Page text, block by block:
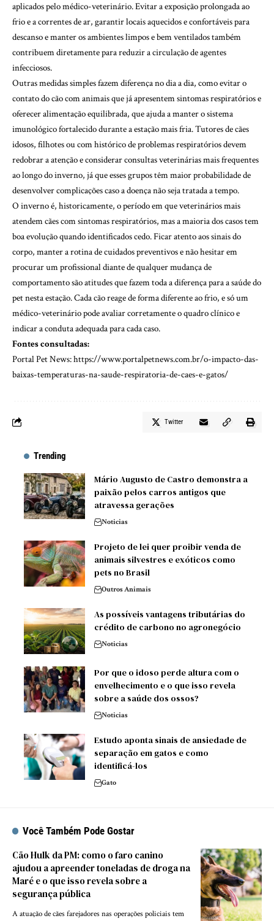
aplicados pelo médico-veterinário. Evitar a exposição prolongada ao
frio e a correntes de ar, garantir locais aquecidos e confortáveis para
descanso e manter os ambientes limpos e bem ventilados também
contribuem diretamente para reduzir a circulação de agentes
infecciosos.
Outras medidas simples fazem diferença no dia a dia, como evitar o
contato do cão com animais que já apresentem sintomas respiratórios e
oferecer alimentação equilibrada, que ajuda a manter o sistema
imunológico fortalecido durante a estação mais fria. Tutores de cães
idosos, filhotes ou com histórico de problemas respiratórios devem
redobrar a atenção e considerar consultas veterinárias mais frequentes
ao longo do inverno, já que esses grupos têm maior probabilidade de
desenvolver complicações caso a doença não seja tratada a tempo.
O inverno é, historicamente, o período em que veterinários mais
atendem cães com sintomas respiratórios, mas a maioria dos casos tem
boa evolução quando identificados cedo. Ficar atento aos sinais do
corpo, manter a rotina de cuidados preventivos e não hesitar em
procurar um profissional diante de qualquer mudança de
comportamento são atitudes que fazem toda a diferença para a saúde do
pet nesta estação. Cada cão reage de forma diferente ao frio, e só um
médico-veterinário pode avaliar corretamente o quadro clínico e
indicar a conduta adequada para cada caso.
Fontes consultadas:
Portal Pet News:https://www.portalpetnews.com.br/o-impacto-das-
baixas-temperaturas-na-saude-respiratoria-de-caes-e-gatos/
Twitter
Trending
Mário Augusto de Castro demonstra a
paixão pelos carros antigos que
atravessa gerações
Noticias
Projeto de lei quer proibir venda de
animais silvestres e exóticos como
pets no Brasil
Outros Animais
As possíveis vantagens tributárias do
crédito de carbono no agronegócio
Noticias
Por que o idoso perde altura com o
envelhecimento e o que isso revela
sobre a saúde dos ossos?
Noticias
Estudo aponta sinais de ansiedade de
separação em gatos e como
identificá-los
Gato
Você Também Pode Gostar
Cão Hulk da PM: como o faro canino
ajudou a apreender toneladas de droga na
Maré e o que isso revela sobre a
segurança pública
A atuação de cães farejadores nas operações policiais tem